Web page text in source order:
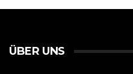
ÜBER UNS